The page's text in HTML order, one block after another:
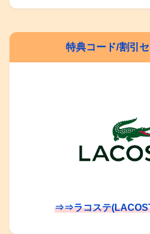
特典コード/割引
⇒⇒ラコステ